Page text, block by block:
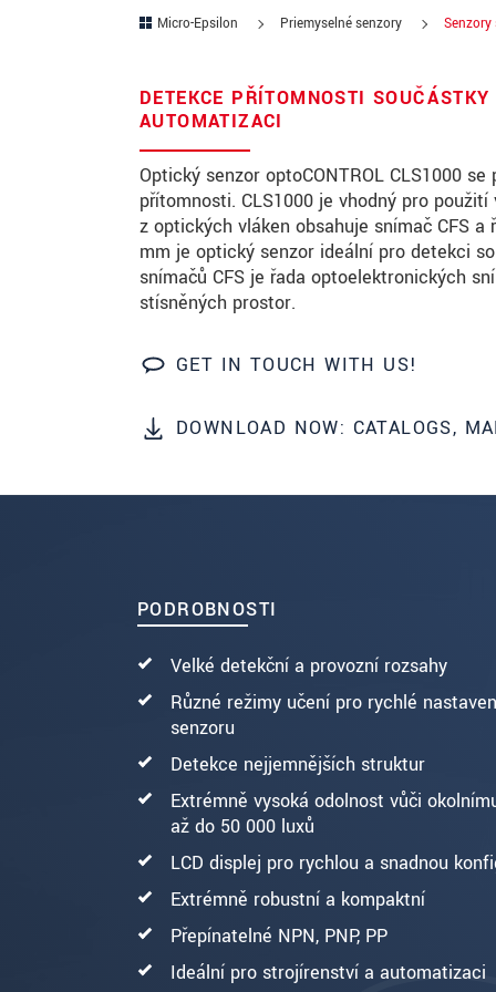
Micro-Epsilon Priemyselné senzory
DETEKCE PŘÍTOMNOSTI
AUTOMATIZACI
Optický senzor optoCONTROL CLS1000
přítomnosti. CLS1000 je vhodný pro
z optických vláken obsahuje snímač CFS
mm je optický senzor ideální pro detekci
snímačů CFS je řada optoelektronických
stísněných prostor.
GET IN TOUCH WITH US!
DOWNLOAD NOW: CATALOGS,
PODROBNOSTI
Velké detekční a provozní rozsahy
Různé režimy učení pro rychlé
senzoru
Detekce nejjemnějších struktur
Extrémně vysoká odolnost vůči
až do 50 000 luxů
LCD displej pro rychlou a snadnou
Extrémně robustní a kompaktní
Přepínatelné NPN, PNP, PP
Ideální pro strojírenství a automatizaci
Mesto *
Krajina
Telefon
E-Mail*
Vaša správa*